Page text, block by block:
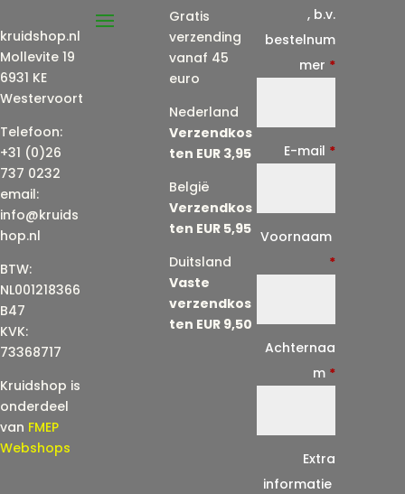
kruidshop.nl
Mollevite 19
6931 KE
Westervoort
Telefoon:
+31 (0)26
737 0232
email:
info@kruids
hop.nl
BTW:
NL001218366
B47
KVK:
73368717
Kruidshop is
onderdeel
van FMEP
Webshops
Gratis
verzending
vanaf 45
euro
Nederland
Verzendkos
ten EUR 3,95
België
Verzendkos
ten EUR 5,95
Duitsland
Vaste
verzendkos
ten EUR 9,50
, b.v.
bestelnum
mer *
E-mail *
Voornaam
*
Achternaa
m *
Extra
informatie